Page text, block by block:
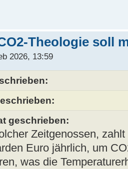
Theologie soll
2026, 13:59
geschrieben:
Zeitgenossen,
Euro jährlich, um
was die